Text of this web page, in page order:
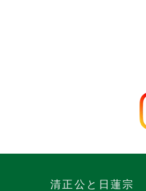
清正公と日蓮宗